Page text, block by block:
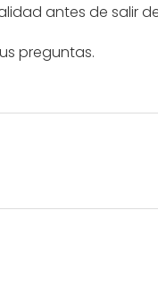
antes de salir
preguntas.